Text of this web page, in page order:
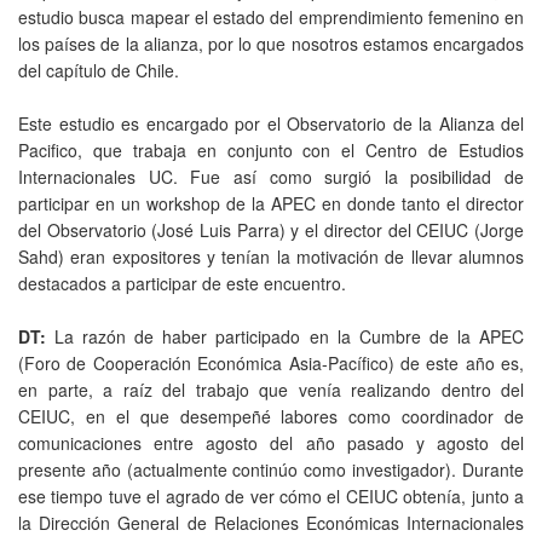
estudio busca mapear el estado del emprendimiento femenino en
los países de la alianza, por lo que nosotros estamos encargados
del capítulo de Chile.
Este estudio es encargado por el Observatorio de la Alianza del
Pacifico, que trabaja en conjunto con el Centro de Estudios
Internacionales UC. Fue así como surgió la posibilidad de
participar en un workshop de la APEC en donde tanto el director
del Observatorio (José Luis Parra) y el director del CEIUC (Jorge
Sahd) eran expositores y tenían la motivación de llevar alumnos
destacados a participar de este encuentro.
DT: La razón de haber participado en la Cumbre de la APEC
(Foro de Cooperación Económica Asia-Pacífico) de este año es,
en parte, a raíz del trabajo que venía realizando dentro del
CEIUC, en el que desempeñé labores como coordinador de
comunicaciones entre agosto del año pasado y agosto del
presente año (actualmente continúo como investigador). Durante
ese tiempo tuve el agrado de ver cómo el CEIUC obtenía, junto a
la Dirección General de Relaciones Económicas Internacionales